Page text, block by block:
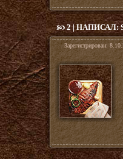
2 | НАПИСАЛ:
Зарегистрирован: